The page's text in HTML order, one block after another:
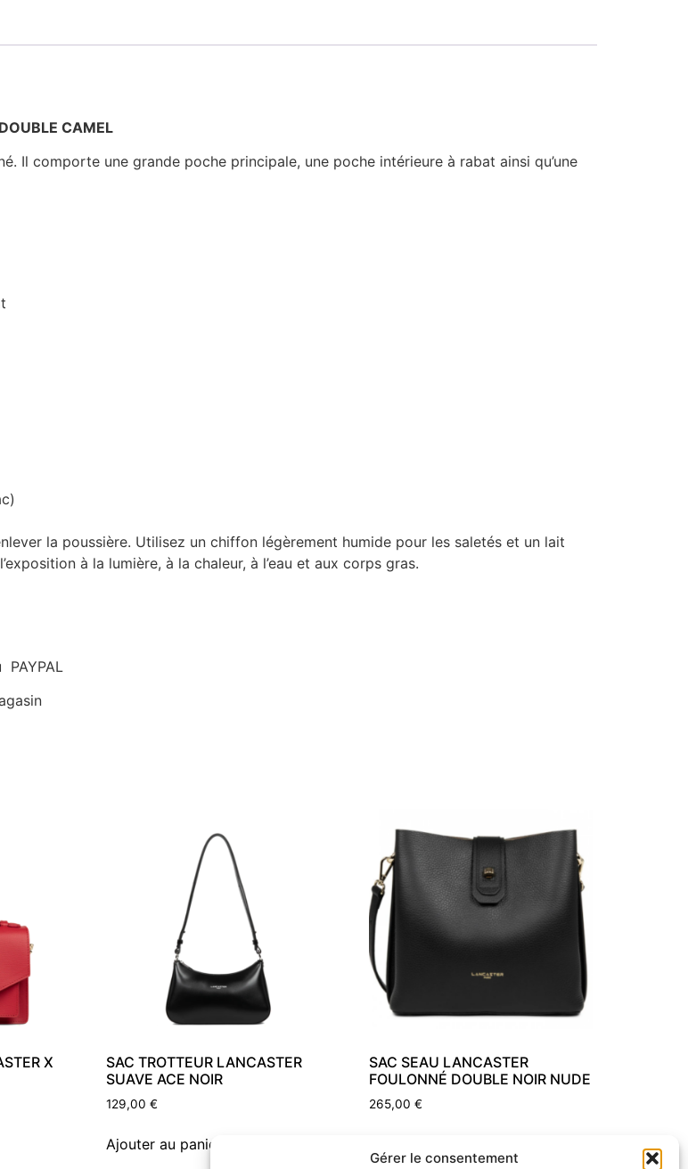
Gérer le consentement
CAMEL
Il comporte une grande poche principale, une poche intérieure à rabat ainsi qu’une
la poussière. Utilisez un chiffon légèrement humide pour les saletés et un lait
à la lumière, à la chaleur, à l’eau et aux corps gras.
PAYPAL
X
SAC TROTTEUR LANCASTER
SUAVE ACE NOIR
129,00€
Ajouter au panier
SAC SEAU LANCASTER
FOULONNÉ DOUBLE NOIR NUDE
265,00€